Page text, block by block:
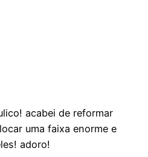
acabei de reformar
uma faixa enorme e
adoro!